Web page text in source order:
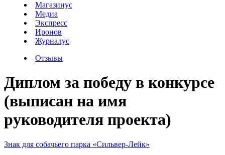
Магазинус
Медиа
Экспресс
Иронов
Журналус
Отзывы
Диплом за победу в конкурсе
(выписан на имя
руководителя проекта)
Знак для собачьего парка «Сильвер-Лейк»